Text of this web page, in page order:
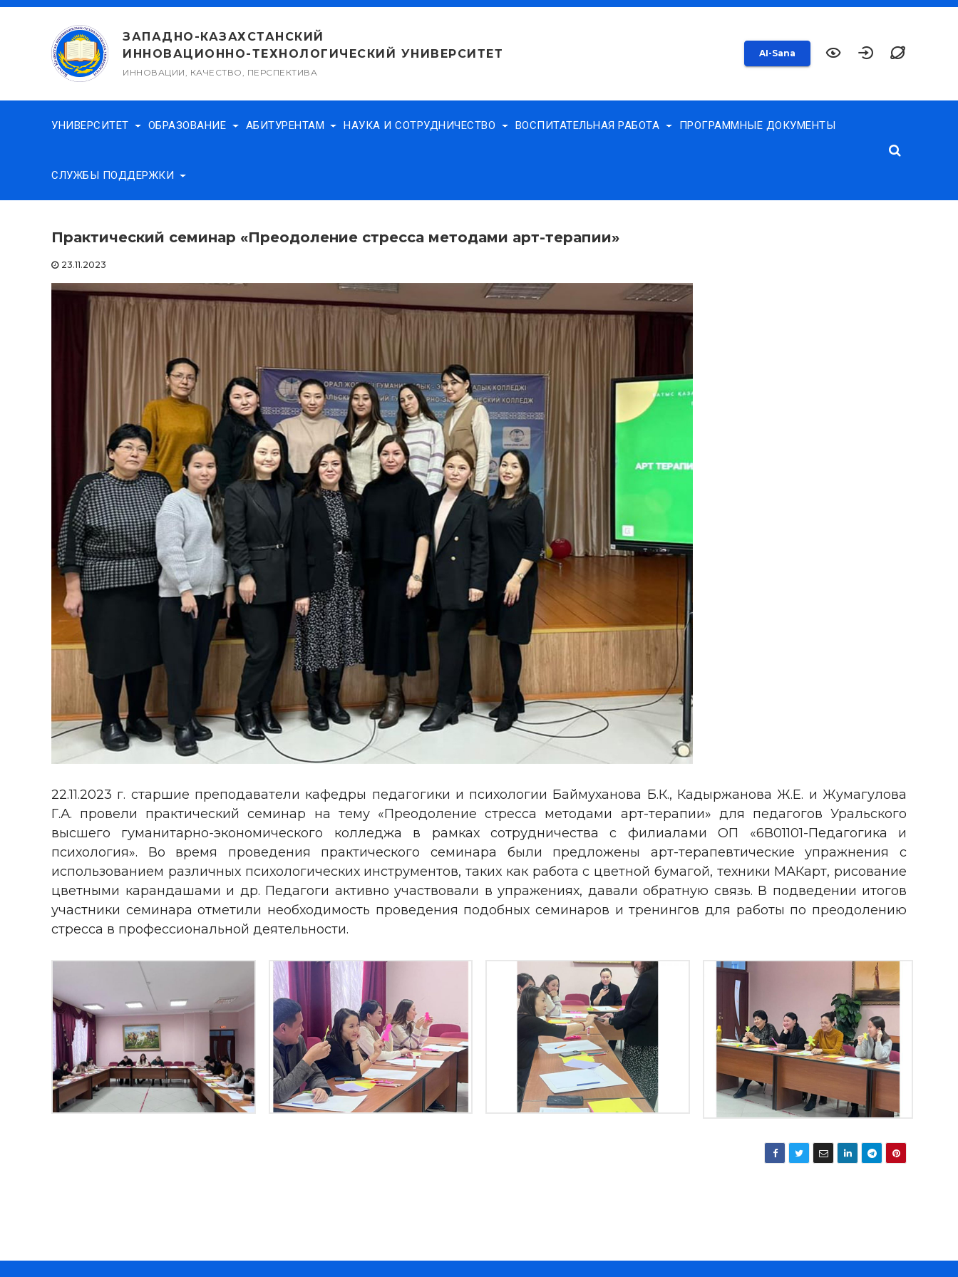
Перейти
содержимому
ЗАПАДНО-КАЗАХСТАНСКИЙ
ИННОВАЦИОННО-ТЕХНОЛОГИЧЕСКИЙ УНИВЕРСИТЕТ
ИННОВАЦИИ, КАЧЕСТВО, ПЕРСПЕКТИВА
AI-Sana
УНИВЕРСИТЕТ ОБРАЗОВАНИЕ АБИТУРЕНТАМ НАУКА И СОТРУДНИЧЕСТВО ВОСПИТАТЕЛЬНАЯ РАБОТА ПРОГРАММНЫЕ ДОКУМЕНТЫ
СЛУЖБЫ ПОДДЕРЖКИ
Практический семинар «Преодоление стресса методами арт-терапии»
23.11.2023
22.11.2023 г. старшие преподаватели кафедры педагогики и психологии Баймуханова Б.К., Кадыржанова Ж.Е. и Жумагулова
Г.А. провели практический семинар на тему «Преодоление стресса методами арт-терапии» для педагогов Уральского
высшего гуманитарно-экономического колледжа в рамках сотрудничества с филиалами ОП «6В01101-Педагогика и
психология». Во время проведения практического семинара были предложены арт-терапевтические упражнения с
использованием различных психологических инструментов, таких как работа с цветной бумагой, техники МАКарт, рисование
цветными карандашами и др. Педагоги активно участвовали в упражениях, давали обратную связь. В подведении итогов
участники семинара отметили необходимость проведения подобных семинаров и тренингов для работы по преодолению
стресса в профессиональной деятельности.